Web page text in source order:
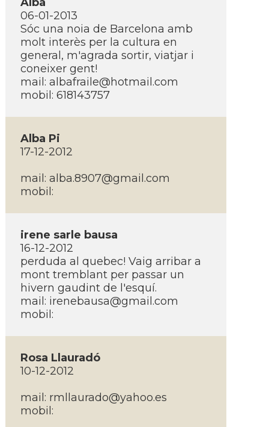
06-01-2013
Sóc una noia de Barcelona amb
molt interès per la cultura en
general, m'agrada sortir, viatjar i
coneixer gent!
mail: albafraile@hotmail.com
mobil: 618143757
Alba Pi
17-12-2012
mail: alba.8907@gmail.com
mobil:
irene sarle bausa
16-12-2012
perduda al quebec! Vaig arribar a
mont tremblant per passar un
hivern gaudint de l'esquí­.
mail: irenebausa@gmail.com
mobil:
Rosa Llauradó
10-12-2012
mail: rmllaurado@yahoo.es
mobil: